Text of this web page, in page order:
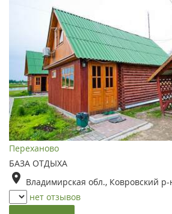
Переханово
БАЗА ОТДЫХА
Владимирская обл., Ковровский
нет отзывов